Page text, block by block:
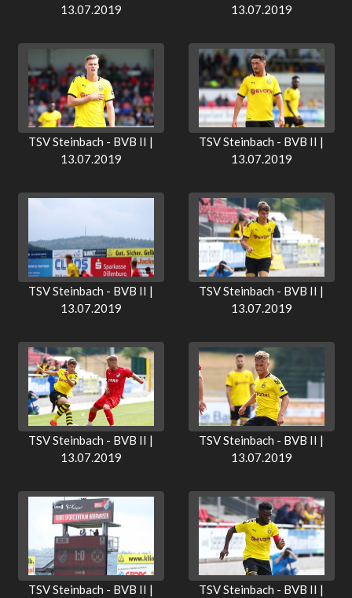
13.07.2019
13.07.2019
TSV Steinbach - BVB II |
13.07.2019
TSV Steinbach - BVB II |
13.07.2019
TSV Steinbach - BVB II |
13.07.2019
TSV Steinbach - BVB II |
13.07.2019
TSV Steinbach - BVB II |
13.07.2019
TSV Steinbach - BVB II |
13.07.2019
TSV Steinbach - BVB II |
TSV Steinbach - BVB II |